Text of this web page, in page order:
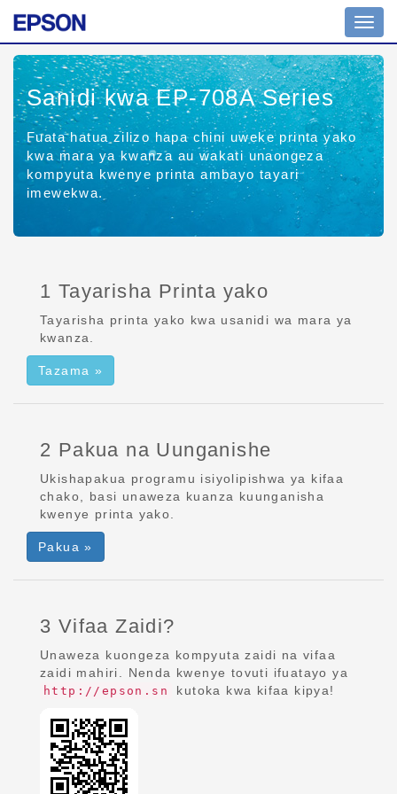
wa
tuglu
Sanidi kwa EP-708A Series
Fuata hatua zilizo hapa chini uweke printa yako
kwa mara ya kwanza au wakati unaongeza
kompyuta kwenye printa ambayo tayari
imewekwa.
1 Tayarisha Printa yako
Tayarisha printa yako kwa usanidi wa mara ya
kwanza.
Tazama »
2 Pakua na Uunganishe
Ukishapakua programu isiyolipishwa ya kifaa
chako, basi unaweza kuanza kuunganisha
kwenye printa yako.
Pakua »
3 Vifaa Zaidi?
Unaweza kuongeza kompyuta zaidi na vifaa
zaidi mahiri. Nenda kwenye tovuti ifuatayo ya
http://epson.sn kutoka kwa kifaa kipya!